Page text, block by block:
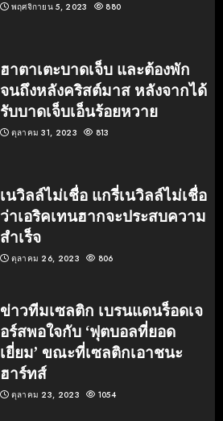
พฤศจิกายน 5, 2023 880
ฮาตาเตะบาดเจ็บ และต้องพัก
จนถึงหลังคริสต์มาส หลังจากได้
รับบาดเจ็บเอ็นร้อยหวาย
ตุลาคม 31, 2023 813
เนวิลล์ไม่เชื่อ แกรี่เนวิลล์ไม่เชื่อ
ว่าเอริคเทนฮากจะประสบความ
สำเร็จ
ตุลาคม 26, 2023 806
ข่าวทีมเซลติก เบรนแดนร็อดเจ
อร์สพอใจกับ ‘ฟุตบอลที่ยอด
เยี่ยม’ ขณะที่เซลติกเอาชนะ
ฮาร์ทส์
ตุลาคม 23, 2023 1054